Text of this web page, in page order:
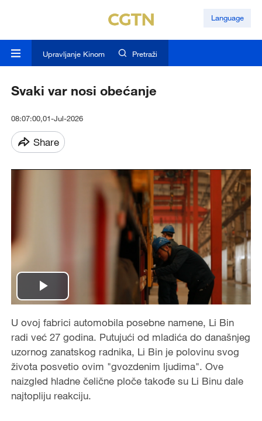
Language
Upravljanje Kinom Pretraži
Svaki var nosi obećanje
08:07:00,01-Jul-2026
Share
Play
Video
U ovoj fabrici automobila posebne namene, Li Bin
radi već 27 godina. Putujući od mladića do današnjeg
uzornog zanatskog radnika, Li Bin je polovinu svog
života posvetio ovim "gvozdenim ljudima". Ove
naizgled hladne čelične ploče takođe su Li Binu dale
najtopliju reakciju.